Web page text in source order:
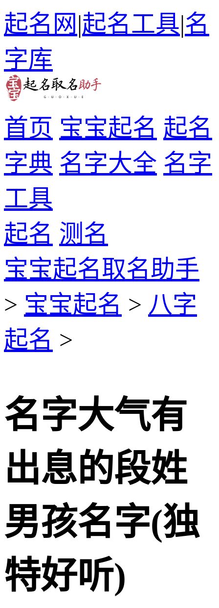
起名网|起名工具|名
字库
首页 宝宝起名 起名
字典 名字大全 名字
工具
起名 测名
宝宝起名取名助手
> 宝宝起名 > 八字
起名 >
名字大气有
出息的段姓
男孩名字(独
特好听)